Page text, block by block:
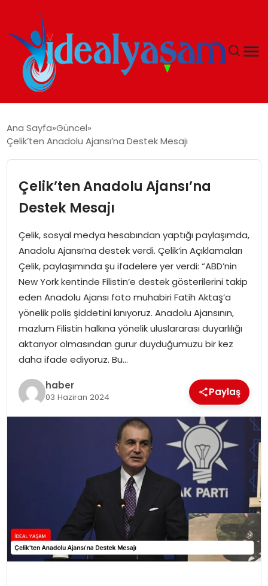
EKONOMI
İDEAL YAŞAM
İDEAL SPOR
YAŞAM
MAGAZIN
SAĞLIK
SOSYAL HABER
Ana Sayfa Güncel
Çelik’ten Anadolu Ajansı’na Destek Mesajı
Çelik’ten Anadolu Ajansı’na
Destek Mesajı
Çelik, sosyal medya hesabından yaptığı paylaşımda,
Anadolu Ajansı’na destek verdi. Çelik’in Açıklamaları
Çelik, paylaşımında şu ifadelere yer verdi: “ABD’nin
New York kentinde Filistin’e destek gösterilerini takip
eden Anadolu Ajansı foto muhabiri Fatih Aktaş’a
yönelik polis şiddetini kınıyoruz. Anadolu Ajansının,
mazlum Filistin halkına yönelik uluslararası duyarlılığı
aktarıyor olmasından gurur duyduğumuzu bir kez
daha ifade ediyoruz. Bu…
haber
03 Haziran 2024 Paylaş